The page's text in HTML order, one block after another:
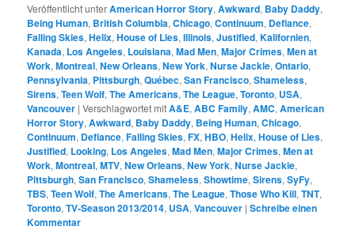
Veröffentlicht unterAmerican Horror Story,Awkward, Baby Daddy,
Being Human, British Columbia,Chicago,Continuum, Defiance,
Falling Skies,Helix,House of Lies,Illinois,Justified,Kalifornien,
Kanada, Los Angeles, Louisiana,Mad Men,Major Crimes,Men at
Work,Montreal,New Orleans,New York,Nurse Jackie,Ontario,
Pennsylvania, Pittsburgh,Québec,San Francisco,Shameless,
Sirens,Teen Wolf,The Americans,The League,Toronto, USA,
Vancouver |Verschlagwortet mitA&E,ABC Family,AMC,American
Horror Story,Awkward, Baby Daddy, Being Human,Chicago,
Continuum, Defiance,Falling Skies,FX,HBO,Helix,House of Lies,
Justified, Looking, Los Angeles,Mad Men,Major Crimes,Men at
Work,Montreal,MTV,New Orleans,New York,Nurse Jackie,
Pittsburgh,San Francisco,Shameless,Showtime,Sirens,SyFy,
TBS,Teen Wolf,The Americans,The League,Those Who Kill,TNT,
Toronto,TV-Season 2013/2014, USA,Vancouver |Schreibe einen
Kommentar